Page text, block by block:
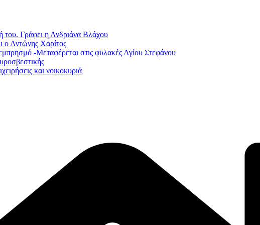
του. Γράφει η Ανδριάνα Βλάχου
ο Αντώνης Χαρίτος
-Μεταφέρεται στις φυλακές Αγίου Στεφάνου
και νοικοκυριά